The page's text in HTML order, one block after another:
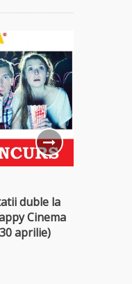
duble la
Cinema
aprilie)